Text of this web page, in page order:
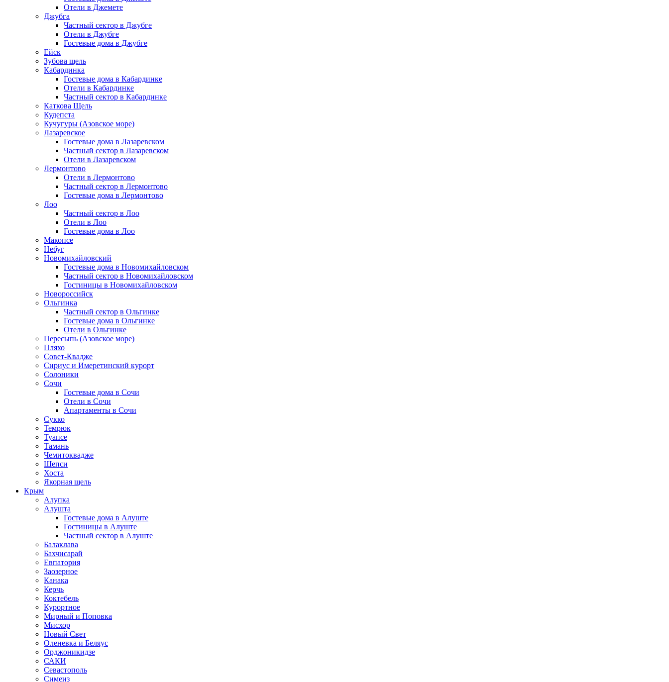
Отели в Джемете
Джубга
Частный сектор в Джубге
Отели в Джубге
Гостевые дома в Джубге
Ейск
Зубова щель
Кабардинка
Гостевые дома в Кабардинке
Отели в Кабардинке
Частный сектор в Кабардинке
Каткова Щель
Кудепста
Кучугуры (Азовское море)
Лазаревское
Гостевые дома в Лазаревском
Частный сектор в Лазаревском
Отели в Лазаревском
Лермонтово
Отели в Лермонтово
Частный сектор в Лермонтово
Гостевые дома в Лермонтово
Лоо
Частный сектор в Лоо
Отели в Лоо
Гостевые дома в Лоо
Макопсе
Небуг
Новомихайловский
Гостевые дома в Новомихайловском
Частный сектор в Новомихайловском
Гостиницы в Новомихайловском
Новороссийск
Ольгинка
Частный сектор в Ольгинке
Гостевые дома в Ольгинке
Отели в Ольгинке
Пересыпь (Азовское море)
Пляхо
Совет-Квадже
Сириус и Имеретинский курорт
Солоники
Сочи
Гостевые дома в Сочи
Отели в Сочи
Апартаменты в Сочи
Сукко
Темрюк
Туапсе
Тамань
Чемитоквадже
Шепси
Хоста
Якорная щель
Крым
Алупка
Алушта
Гостевые дома в Алуште
Гостиницы в Алуште
Частный сектор в Алуште
Балаклава
Бахчисарай
Евпатория
Заозерное
Канака
Керчь
Коктебель
Курортное
Мирный и Поповка
Мисхор
Новый Свет
Оленевка и Беляус
Орджоникидзе
САКИ
Севастополь
Симеиз